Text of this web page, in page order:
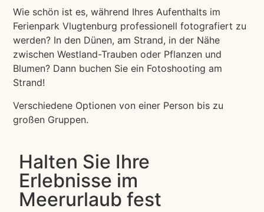
Wie schön ist es, während Ihres Aufenthalts im
Ferienpark Vlugtenburg professionell fotografiert zu
werden? In den Dünen, am Strand, in der Nähe
zwischen Westland-Trauben oder Pflanzen und
Blumen? Dann buchen Sie ein Fotoshooting am
Strand!
Verschiedene Optionen von einer Person bis zu
großen Gruppen.
Halten Sie Ihre
Erlebnisse im
Meerurlaub fest